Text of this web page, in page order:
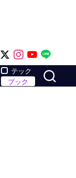
Like on Facebook
Follow on x
Follow on
Follow
テック
ブック